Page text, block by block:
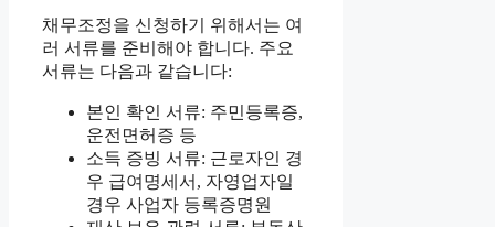
채무조정을 신청하기 위해서는 여
러 서류를 준비해야 합니다. 주요
서류는 다음과 같습니다:
본인 확인 서류: 주민등록증,
운전면허증 등
소득 증빙 서류: 근로자인 경
우 급여명세서, 자영업자일
경우 사업자 등록증명원